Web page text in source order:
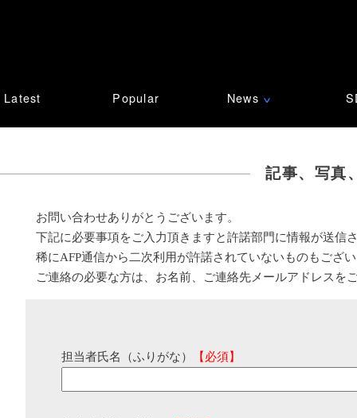
Latest Popular News ∨
記事、写真
お問い合わせありがとうございます。
下記に必要事項をご入力頂きますと許諾部門に情報が送信
稀にAFP通信から二次利用が許諾されていないものもござ
ご連絡の必要な方は、お名前、ご連絡先メールアドレスを
担当者氏名（ふりがな） 【必須】